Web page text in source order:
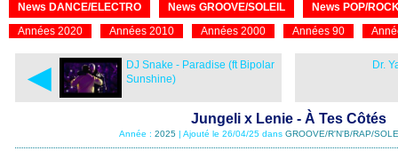
News DANCE/ELECTRO News GROOVE/SOLEIL
News POP/
Années 2020
Années 2010 Années 2000 Années 90
◄
DJ Snake - Paradise (ft Bipolar
Sunshine)
Dr.
Jungeli x Lenie - À Tes Côtés
Année : 2025| Ajouté le 26/04/25 dans GROOVE/R'N'B/RAP/